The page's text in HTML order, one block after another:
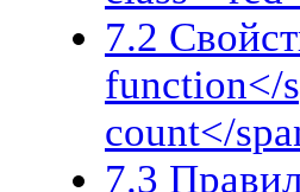
7.2
function</
count</
7.3